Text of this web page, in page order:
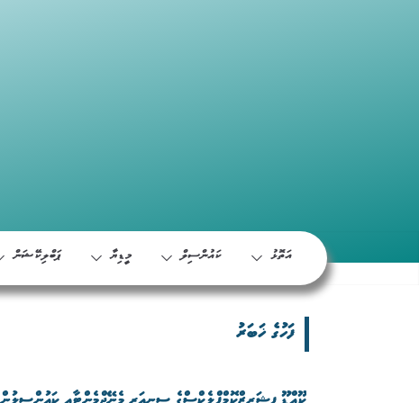
އަތޮޅު ކައުންސިލް މީޑިޔާ ޕަބްލިކޭޝަން
ފަހުގެ ޚަބަރު